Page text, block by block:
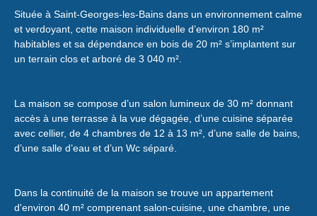
Située à Saint-Georges-les-Bains dans un environnement calme
et verdoyant, cette maison individuelle d’environ 180 m²
habitables et sa dépendance en bois de 20 m² s’implantent sur
un terrain clos et arboré de 3 040 m².
La maison se compose d’un salon lumineux de 30 m² donnant
accès à une terrasse à la vue dégagée, d’une cuisine séparée
avec cellier, de 4 chambres de 12 à 13 m², d’une salle de bains,
d’une salle d’eau et d’un Wc séparé.
Dans la continuité de la maison se trouve un appartement
d'environ 40 m² comprenant salon-cuisine, une chambre, une